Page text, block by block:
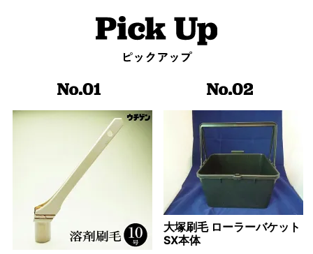
大塚刷毛 ローラーバケット
SX本体